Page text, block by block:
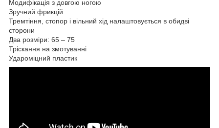
Модифікація з довгою ногою
Зручний фрикцій
Тремтіння, стопор і вільний хід налаштовується в обидві
сторони
Два розміри: 65 – 75
Тріскання на змотуванні
Удароміцний пластик